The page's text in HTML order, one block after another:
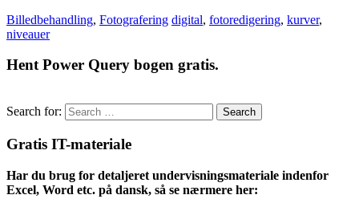
Billedbehandling, Fotografering digital, fotoredigering, kurver,
niveauer
Hent Power Query bogen gratis.
Search for:
Gratis IT-materiale
Har du brug for detaljeret undervisningsmateriale indenfor
Excel, Word etc. på dansk, så se nærmere her: